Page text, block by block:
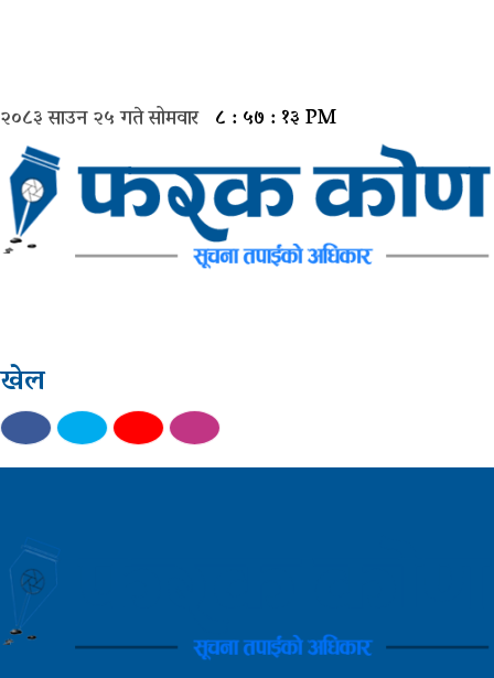
मुख्य
समाचार
विचार
बिजनेस
अन्तर्वार्ता
अन्तरास्ट्रिय
सूचना-
२०८३ साउन २५ गते सोमवार ८ : ५७ : १३ PM
खेल